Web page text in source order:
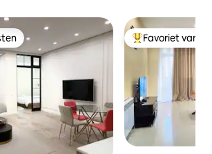
Topfavoriet van
Favoriet van